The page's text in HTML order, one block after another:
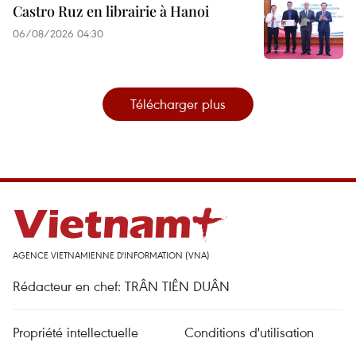
Castro Ruz en librairie à Hanoi
06/08/2026 04:30
Télécharger plus
AGENCE VIETNAMIENNE D'INFORMATION (VNA)
Rédacteur en chef: TRÂN TIÊN DUÂN
Propriété intellectuelle
Conditions d'utilisation